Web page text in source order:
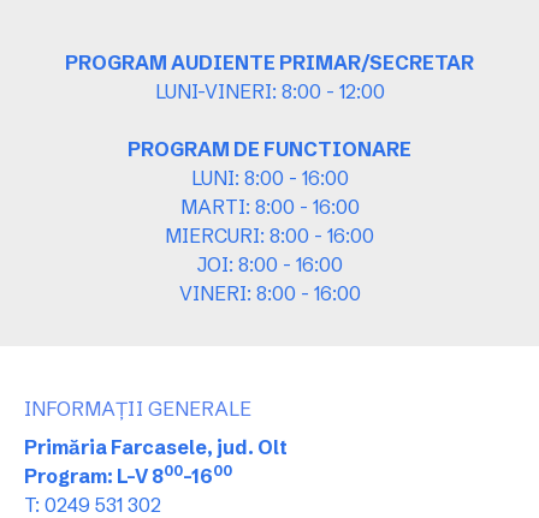
PROGRAM AUDIENTE PRIMAR/SECRETAR
LUNI-VINERI: 8:00 - 12:00
PROGRAM DE FUNCTIONARE
LUNI: 8:00 - 16:00
MARTI: 8:00 - 16:00
MIERCURI: 8:00 - 16:00
JOI: 8:00 - 16:00
VINERI: 8:00 - 16:00
INFORMAȚII GENERALE
Primăria Farcasele, jud. Olt
Program: L-V 800-1600
T: 0249 531 302